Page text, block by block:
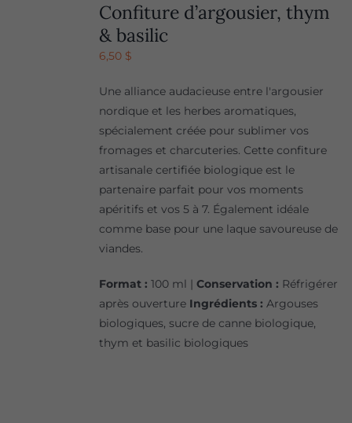
Confiture d’argousier, thym
& basilic
6,50 $
Une alliance audacieuse entre l'argousier
nordique et les herbes aromatiques,
spécialement créée pour sublimer vos
fromages et charcuteries. Cette confiture
artisanale certifiée biologique est le
partenaire parfait pour vos moments
apéritifs et vos 5 à 7. Également idéale
comme base pour une laque savoureuse de
viandes.
Format : 100 ml | Conservation : Réfrigérer
après ouverture Ingrédients : Argouses
biologiques, sucre de canne biologique,
thym et basilic biologiques